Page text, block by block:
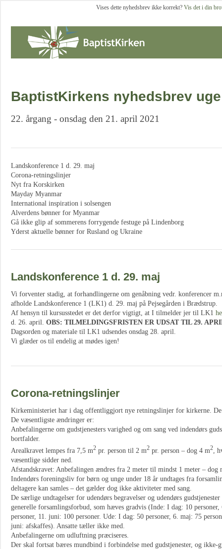
Vises dette nyhedsbrev ikke korrekt? Vis det i din
BaptistKirkens nyhedsbrev
22. årgang - onsdag den 21. april 2021
Landskonference 1 d. 29. maj
Corona-retningslinjer
Nyt fra Korskirken
Mayday Myanmar
International inspiration i solsengen
Alverdens bønner for Myanmar
Gå ikke glip af sommerens forrygende festuge på Lindenborg
Yderst aktuelle bønner for Rusland og Ukraine
Landskonference 1 d. 29. maj
Vi forventer stadig, at forhandlingerne om genåbning vedr. konferencer
afholde Landskonference 1 (LK1) d. 29. maj på Pejsegården i Brædstrup.
Af hensyn til kursusstedet er det derfor vigtigt, at I tilmelder jer til LK1
d. 26. april. OBS: TILMELDINGSFRISTEN ER UDSAT TIL 29.
Dagsorden og materiale til LK1 udsendes onsdag 28. april.
Vi glæder os til endelig at mødes igen!
Corona-retningslinjer
Kirkeministeriet har i dag offentliggjort nye retningslinjer for kirkerne.
De væsentligste ændringer er:
Anbefalingerne om gudstjenesters varighed og om sang ved indendørs
bortfalder.
Arealkravet lempes fra 7,5 m2 pr. person til 2 m2 pr. person – dog 4 m2 ,
væsentlige sidder ned.
Afstandskravet: Anbefalingen ændres fra 2 meter til mindst 1 meter – dog
Indendørs foreningsliv for børn og unge under 18 år undtages fra
deltagere kan samles – det gælder dog ikke aktiviteter med sang.
De særlige undtagelser for udendørs begravelser og udendørs
generelle forsamlingsforbud, som hæves gradvis (Inde: I dag: 10
personer, 11. juni: 100 personer. Ude: I dag: 50 personer, 6. maj: 75
juni: afskaffes). Ansatte tæller ikke med.
Anbefalingerne om udluftning præciseres.
Der skal fortsat bæres mundbind i forbindelse med gudstjenester, og ikke-